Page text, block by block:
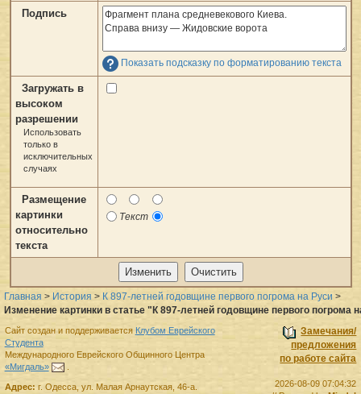
Подпись
Показать подсказку по форматированию текста
Загружать в
высоком
разрешении
Использовать
только в
исключительных
случаях
Размещение
картинки
относительно
текста
Текст
Главная > История > К 897-летней годовщине первого погрома на Руси >
Изменение картинки в статье "К 897-летней годовщине первого погрома
Замечания/
предложения
по работе сайта
2026-08-09 07:04:32
Сайт создан и поддерживается Клубом Еврейского
Студента
Международного Еврейского Общинного Центра
«Мигдаль»
Адрес: г. Одесса, ул. Малая Арнаутская, 46-а.